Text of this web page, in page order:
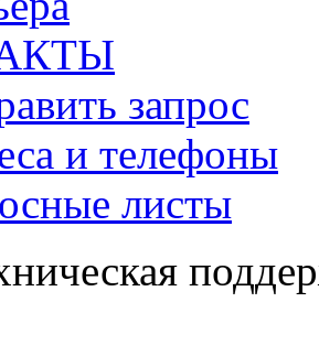
запрос
и телефоны
листы